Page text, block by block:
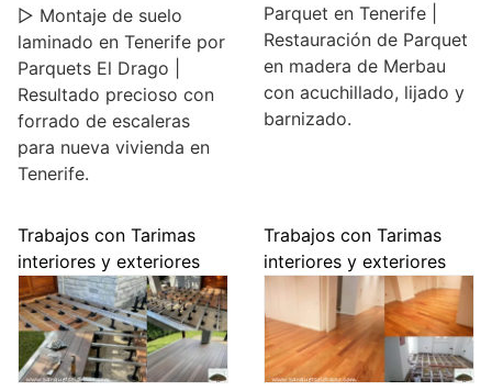
▷ Montaje de suelo
laminado en Tenerife por
Parquets El Drago |
Resultado precioso con
forrado de escaleras
para nueva vivienda en
Tenerife.
Parquet en Tenerife |
Restauración de Parquet
en madera de Merbau
con acuchillado, lijado y
barnizado.
Trabajos con Tarimas
interiores y exteriores
Trabajos con Tarimas
interiores y exteriores